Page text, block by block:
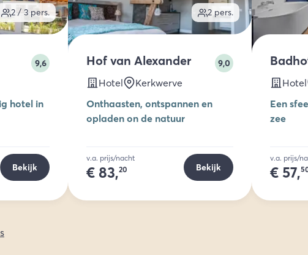
2 / 3 pers.
9,6
hotel in
Bekijk
2 pers.
Hof van Alexander 9,0
Hotel
Kerkwerve
Onthaasten, ontspannen en
opladen ‍on de natuur
v.a. prijs/nacht
€ 83,20 Bekijk
Hotel
Een
zee
v.a. prijs/
€ 57,